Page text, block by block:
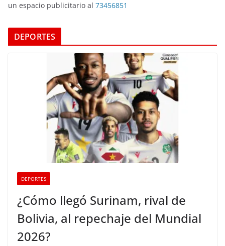
un espacio publicitario al 73456851
DEPORTES
DEPORTES
¿Cómo llegó Surinam, rival de
Bolivia, al repechaje del Mundial
2026?